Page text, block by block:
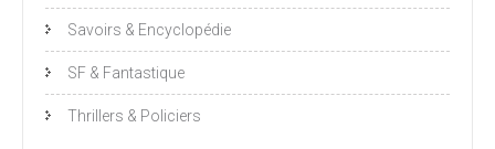
Savoirs & Encyclopédie
SF & Fantastique
Thrillers & Policiers